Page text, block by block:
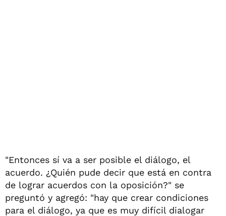
"Entonces sí va a ser posible el diálogo, el
acuerdo. ¿Quién pude decir que está en contra
de lograr acuerdos con la oposición?" se
preguntó y agregó: "hay que crear condiciones
para el diálogo, ya que es muy difícil dialogar